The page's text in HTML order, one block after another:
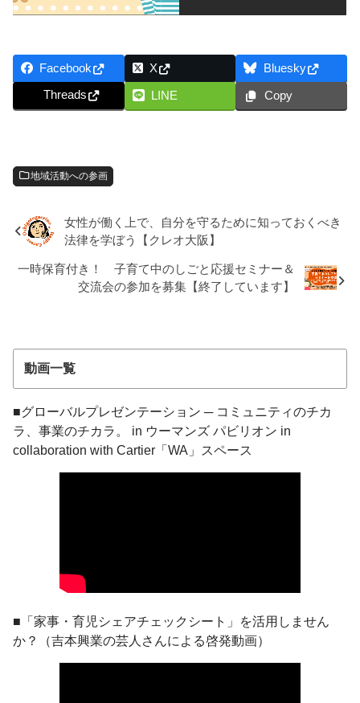
Facebook X Bluesky
Threads LINE Copy
地域活動への参画
女性が働く上で、自分を守るために知っておくべき
法律を学ぼう【クレオ大阪】
一時保育付き！ 子育て中のしごと応援セミナー＆
交流会の参加を募集【終了しています】
動画一覧
■グローバルプレゼンテーション ─ コミュニティのチカ
ラ、事業のチカラ。 in ウーマンズ パビリオン in
collaboration with Cartier「WA」スペース
■「家事・育児シェアチェックシート」を活用しません
か？（吉本興業の芸人さんによる啓発動画）